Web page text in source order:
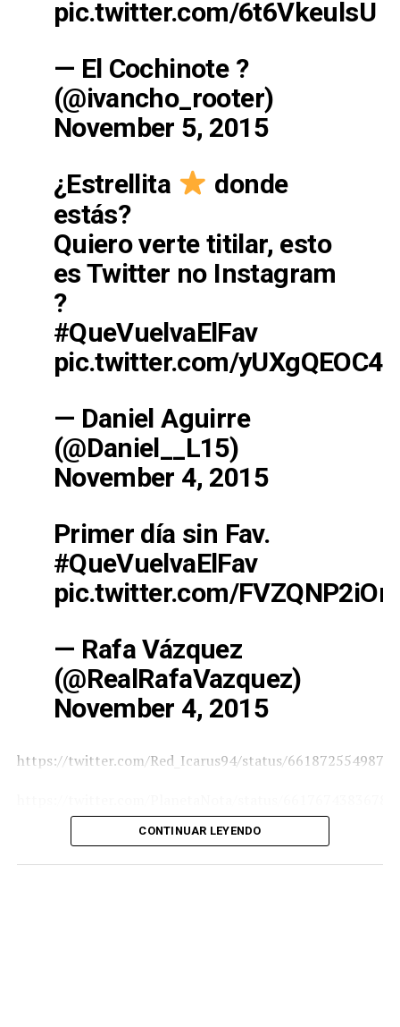
pic.twitter.com/6t6VkeulsU
— El Cochinote ?
(@ivancho_rooter)
November 5, 2015
¿Estrellita
donde
estás?
Quiero verte titilar, esto
es Twitter no Instagram
?
#QueVuelvaElFav
pic.twitter.com/yUXgQEOC4F
— Daniel Aguirre
(@Daniel__L15)
November 4, 2015
Primer día sin Fav.
#QueVuelvaElFav
pic.twitter.com/FVZQNP2iOn
— Rafa Vázquez
(@RealRafaVazquez)
November 4, 2015
https://twitter.com/Red_Icarus94/status/
CONTINUAR LEYENDO